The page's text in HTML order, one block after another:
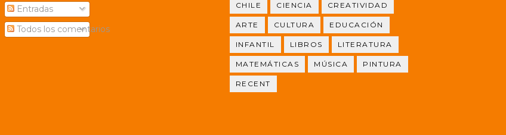
Entradas
Todos los comentarios
CHILE CIENCIA CREATIVIDAD
ARTE CULTURA EDUCACIÓN
INFANTIL LIBROS LITERATURA
MATEMÁTICAS MÚSICA PINTURA
RECENT